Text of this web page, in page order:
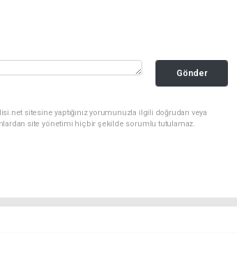
Gönder
sitesine yaptığınız yorumunuzla ilgili doğrudan veya
site yönetimi hiçbir şekilde sorumlu tutulamaz.